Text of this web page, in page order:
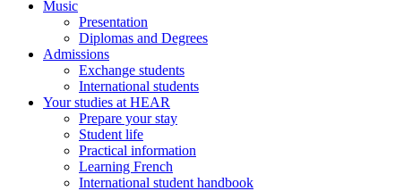
Music
Presentation
Diplomas and Degrees
Admissions
Exchange students
International students
Your studies at HEAR
Prepare your stay
Student life
Practical information
Learning French
International student handbook